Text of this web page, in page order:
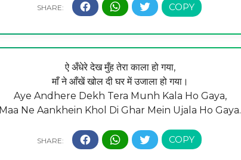
ऐ अँधेरे देख मुँह तेरा काला हो गया,
माँ ने आँखें खोल दी घर में उजाला हो गया।
Aye Andhere Dekh Tera Munh Kala Ho Gaya,
Maa Ne Aankhein Khol Di Ghar Mein Ujala Ho Gaya.